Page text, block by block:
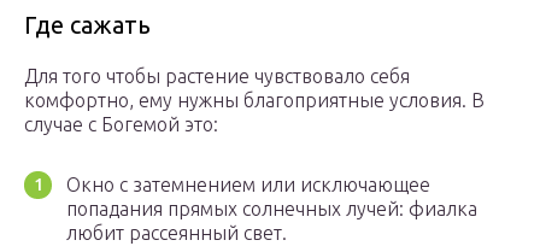
Где сажать
Для того чтобы растение чувствовало себя
комфортно, ему нужны благоприятные условия. В
случае с Богемой это:
Окно с затемнением или исключающее
попадания прямых солнечных лучей: фиалка
любит рассеянный свет.